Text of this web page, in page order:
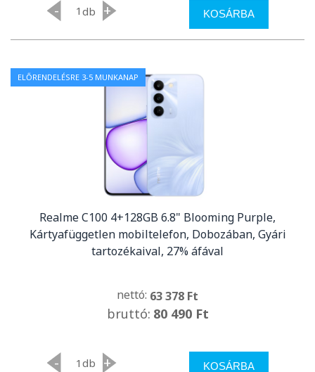
- db + KOSÁRBA
ELŐRENDELÉSRE 3-5 MUNKANAP
Realme C100 4+128GB 6.8" Blooming Purple,
Kártyafüggetlen mobiltelefon, Dobozában, Gyári
tartozékaival, 27% áfával
nettó: 63 378 Ft
bruttó: 80 490 Ft
- db + KOSÁRBA